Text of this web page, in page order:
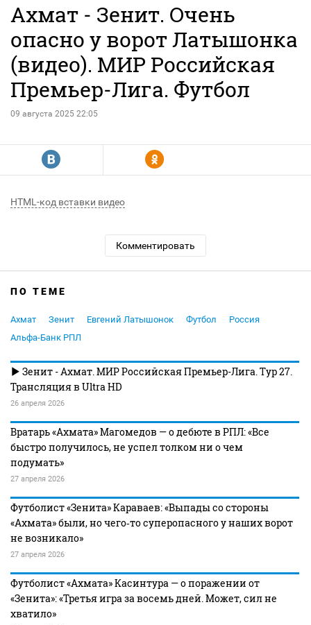
Ахмат - Зенит. Очень
опасно у ворот Латышонка
(видео). МИР Российская
Премьер-Лига. Футбол
09 августа 2025 22:05
R Y
HTML-код вставки видео
Комментировать
ПО ТЕМЕ
Ахмат Зенит Евгений Латышонок Футбол
Россия
Альфа-Банк РПЛ
Зенит - Ахмат. МИР Российская Премьер-Лига. Тур 27.
Трансляция в Ultra HD
26 апреля 2026
Вратарь «Ахмата» Магомедов — о дебюте в РПЛ: «Все
быстро получилось, не успел толком ни о чем
подумать»
27 апреля 2026
Футболист «Зенита» Караваев: «Выпады со стороны
«Ахмата» были, но чего‑то суперопасного у наших ворот
не возникало»
27 апреля 2026
Футболист «Ахмата» Касинтура — о поражении от
«Зенита»: «Третья игра за восемь дней. Может, сил не
хватило»